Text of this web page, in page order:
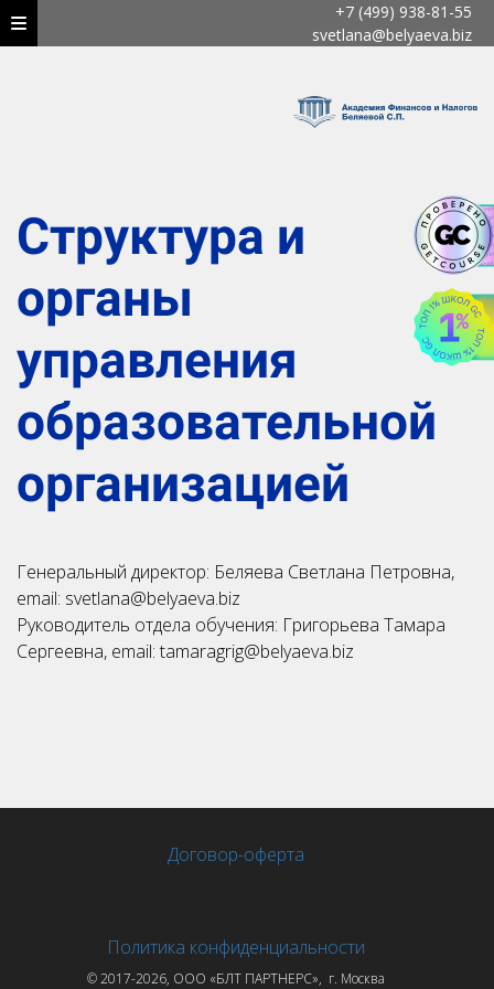
+7 (499) 938-81-55
svetlana@belyaeva.biz
Структура и
органы
управления
образовательной
организацией
Генеральный директор: Беляева Светлана Петровна,
email: svetlana@belyaeva.biz
Руководитель отдела обучения: Григорьева Тамара
Сергеевна, email: tamaragrig@belyaeva.biz
Договор-оферта
Политика конфиденциальности
© 2017-2026, ООО «БЛТ ПАРТНЕРС», г. Москва